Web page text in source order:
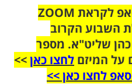
הצטרפו לקבוצת הוואטסאפ לקראת ZOOM
השבוע הקרוב
שליט"א. מספר
על המיזם לחצו כאן>>
לחצו כאן >>